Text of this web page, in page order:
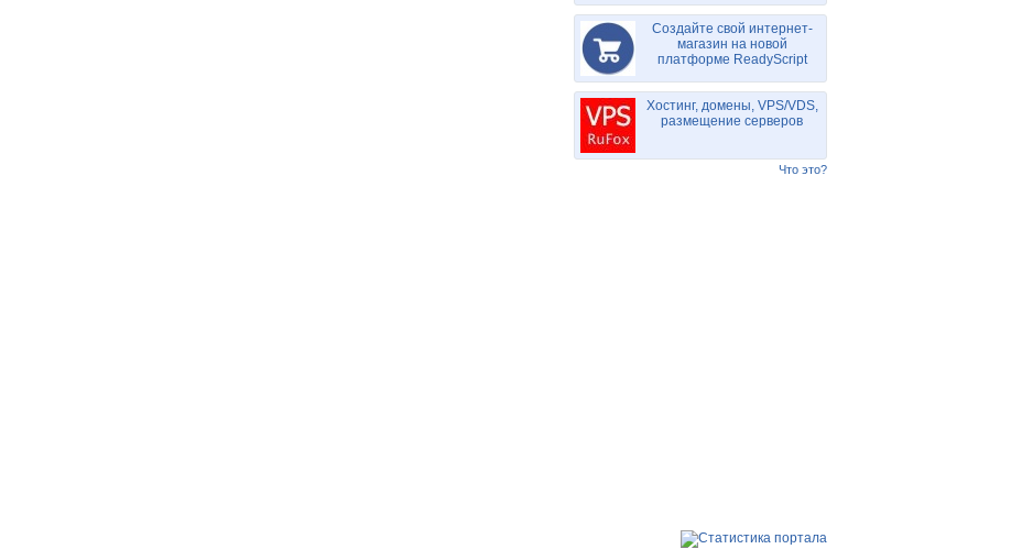
Создайте свой интернет-
магазин на новой
платформе ReadyScript
Хостинг, домены, VPS/VDS,
размещение серверов
Что это?